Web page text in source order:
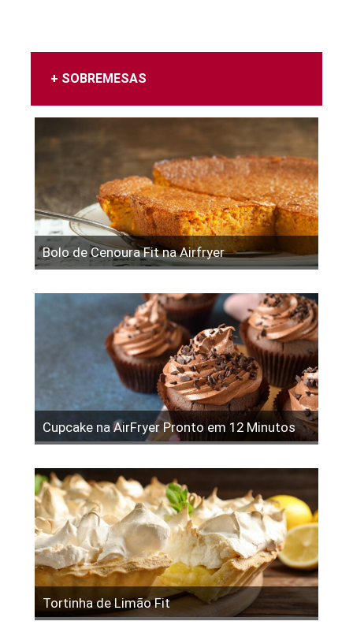
+ SOBREMESAS
Bolo de Cenoura Fit na Airfryer
Cupcake na AirFryer Pronto em 12 Minutos
Tortinha de Limão Fit